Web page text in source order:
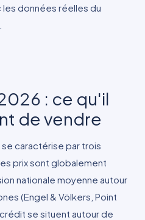
données réelles du
: ce qu'il
de vendre
caractérise par trois
prix sont globalement
nationale moyenne autour
(Engel & Völkers, Point
se situent autour de